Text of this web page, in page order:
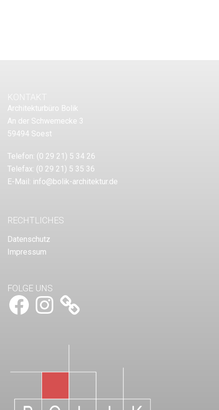
KONTAKT
Architekturbüro Bolik
An der Schwemecke 3
59494 Soest
Telefon: (0 29 21) 5 34 26
Telefax: (0 29 21) 5 35 36
E-Mail: info@bolik-architektur.de
RECHTLICHES
Datenschutz
Impressum
FOLGE UNS
FacebookInstagram